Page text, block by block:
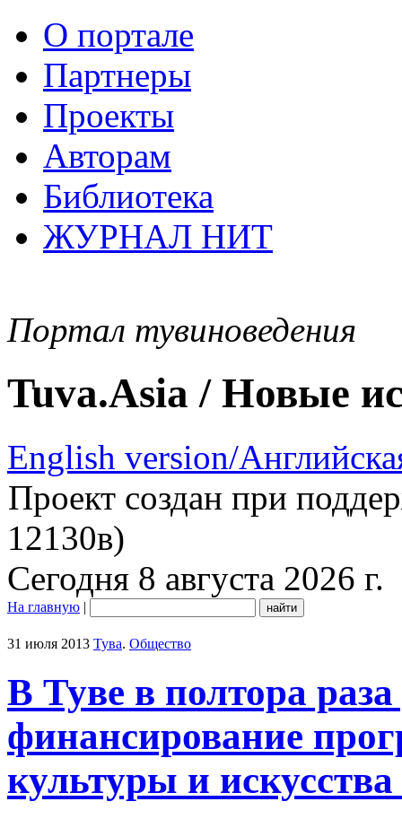
О портале
Партнеры
Проекты
Авторам
Библиотека
ЖУРНАЛ НИТ
Портал тувиноведения
Tuva.Asia / Новые
English version/
Проект создан при
12130в)
Сегодня 8 августа 2026 г.
На главную |
31 июля 2013 Тува. Общество
В Туве в полтора
финансирование
культуры и